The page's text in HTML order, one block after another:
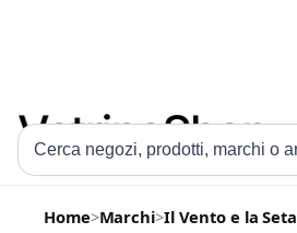
Home>Marchi>Il Vento e la Seta